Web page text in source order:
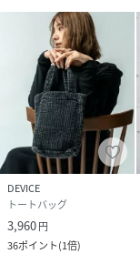
----------
<よりお買い物
・商品のお気に入り
商品のお気に入り
情報などをお客様
気になる商品はぜ
・再入荷リクエスト
再入荷リクエスト
ましたらメールで
DEVICE
トートバッグ
3,960円
36ポイント(1倍)